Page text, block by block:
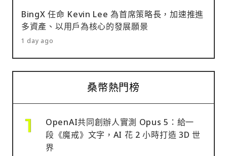
BingX 任命 Kevin Lee 為首席策略長，加速推進
多資產、以用戶為核心的發展願景
1 day ago
桑幣熱門榜
OpenAI共同創辦人實測 Opus 5：給一
段《魔戒》文字，AI 花 2 小時打造 3D 世
界